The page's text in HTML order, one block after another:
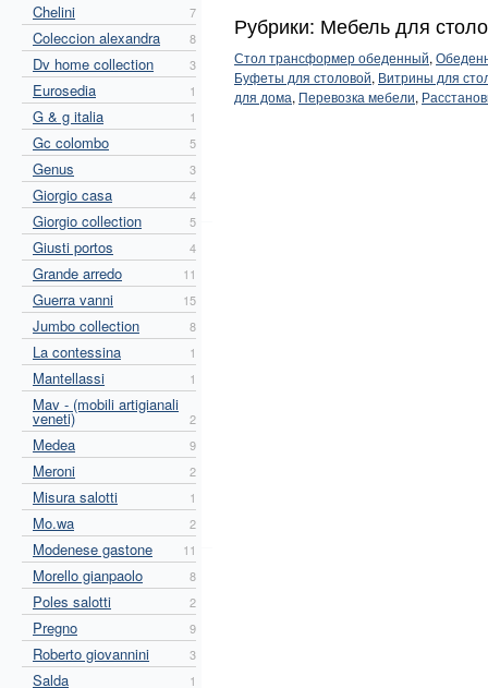
Chelini 7
Coleccion alexandra 8
Dv home collection 3
Eurosedia 1
G & g italia 1
Gc colombo 5
Genus 3
Giorgio casa 4
Giorgio collection 5
Giusti portos 4
Grande arredo 11
Guerra vanni 15
Jumbo collection 8
La contessina 1
Mantellassi 1
Mav - (mobili artigianali
veneti) 2
Medea 9
Meroni 2
Misura salotti 1
Mo.wa 2
Modenese gastone 11
Morello gianpaolo 8
Poles salotti 2
Pregno 9
Roberto giovannini 3
Salda 1
Рубрики: Мебель для
Стол трансформер обеденный,
Буфеты для столовой, Витрины для
для дома, Перевозка мебели,